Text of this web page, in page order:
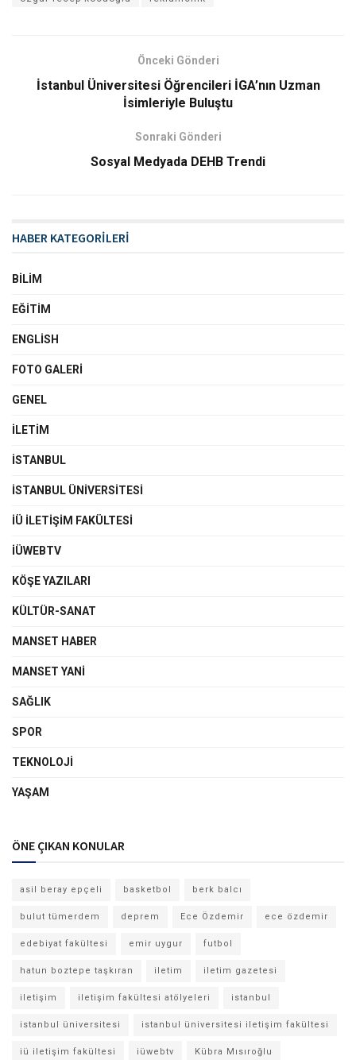
Önceki Gönderi
İstanbul Üniversitesi Öğrencileri İGA’nın Uzman
İsimleriyle Buluştu
Sonraki Gönderi
Sosyal Medyada DEHB Trendi
HABER KATEGORİLERİ
BILIM
EĞITIM
ENGLISH
FOTO GALERI
GENEL
İLETIM
İSTANBUL
İSTANBUL ÜNIVERSITESI
İÜ İLETIŞIM FAKÜLTESI
İÜWEBTV
KÖŞE YAZILARI
KÜLTÜR-SANAT
MANSET HABER
MANSET YANI
SAĞLIK
SPOR
TEKNOLOJI
YAŞAM
ÖNE ÇIKAN KONULAR
asil beray epçeli basketbol berk balcı
bulut tümerdem deprem Ece Özdemir ece özdemir
edebiyat fakültesi emir uygur futbol
hatun boztepe taşkıran iletim iletim gazetesi
iletişim iletişim fakültesi atölyeleri istanbul
istanbul üniversitesi istanbul üniversitesi iletişim fakültesi
iü iletişim fakültesi iüwebtv Kübra Mısıroğlu